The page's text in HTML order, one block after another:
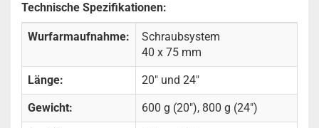
Technische Spezifikationen:
Wurfarmaufnahme:
Schraubsystem
40 x 75 mm
Länge: 20" und 24"
Gewicht: 600 g (20"), 800 g (24")